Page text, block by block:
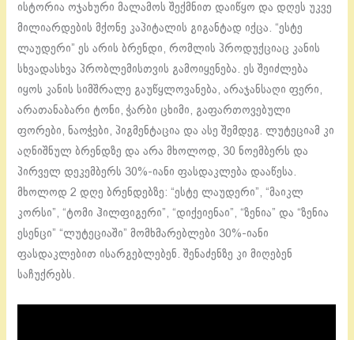
ისტორია ოჯახური მალამოს შექმნით დაიწყო და დღეს უკვე
მილიარდების მქონე კაპიტალის გიგანტად იქცა. “ესტე
ლაუდერი” ეს არის ბრენდი, რომლის პროდუქციაც კანის
სხვადასხვა პრობლემისთვის გამოიყენება. ეს შეიძლება
იყოს კანის სიმშრალე გაუწყლოვანება, არაჯანსაღი ფერი,
არათანაბარი ტონი, ჭარბი ცხიმი, გაფართოვებული
ფორები, ნაოჭები, პიგმენტაცია და ასე შემდეგ. ლუტეციამ კი
აღნიშნულ ბრენდზე და არა მხოლოდ, 30 ნოემბერს და
პირველ დეკემბერს 30%-იანი ფასდაკლება დააწესა.
მხოლოდ 2 დღე ბრენდებზე: “ესტე ლაუდერი”, “მაიკლ
კორსი”, “ტომი ჰილფიგერი”, “დიქეიენაი”, “ზენია” და “ზენია
ესენცი” “ლუტეციაში” მომხმარებლები 30%-იანი
ფასდაკლებით ისარგებლებენ. შენაძენზე კი მიღებენ
საჩუქრებს.